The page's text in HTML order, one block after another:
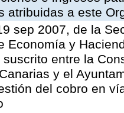
atribuidas a este
sep 2007, de la
Economía y
entre la
y el
del cobro en